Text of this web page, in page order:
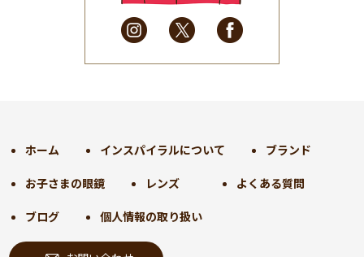
2025年2月
(28)
2025年1月
(34)
2024年9月(30)
2024年7月(31)
2024年6月(30)
2024年5月
ホーム インスパイラルについて ブランド
お子さまの眼鏡 レンズ よくある質問
ブログ 個人情報の取り扱い